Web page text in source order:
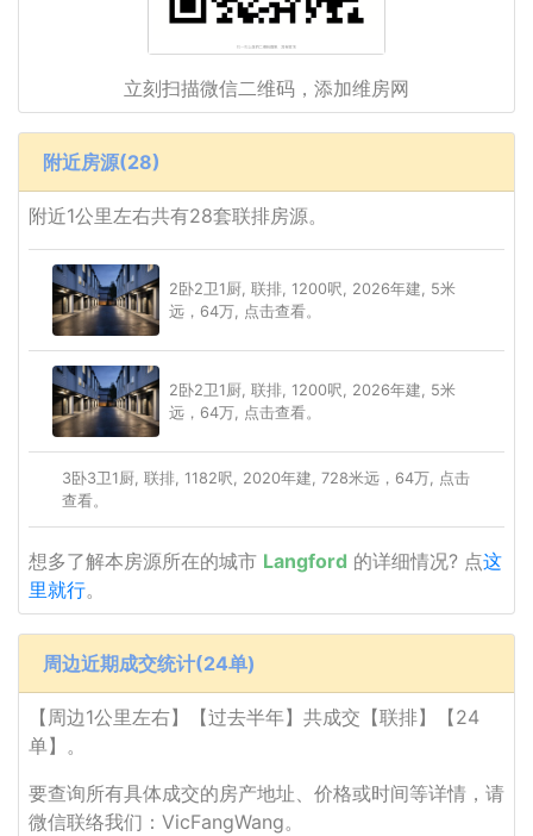
立刻扫描微信二维码，添加维房网
附近房源(28)
附近1公里左右共有28套联排房源。
2卧2卫1厨, 联排, 1200呎, 2026年建, 5米
远，64万, 点击查看。
2卧2卫1厨, 联排, 1200呎, 2026年建, 5米
远，64万, 点击查看。
3卧3卫1厨, 联排, 1182呎, 2020年建, 728米远，64万, 点击
查看。
想多了解本房源所在的城市 Langford 的详细情况? 点这
里就行。
周边近期成交统计(24单)
【周边1公里左右】【过去半年】共成交【联排】【24
单】。
要查询所有具体成交的房产地址、价格或时间等详情，请
微信联络我们：VicFangWang。